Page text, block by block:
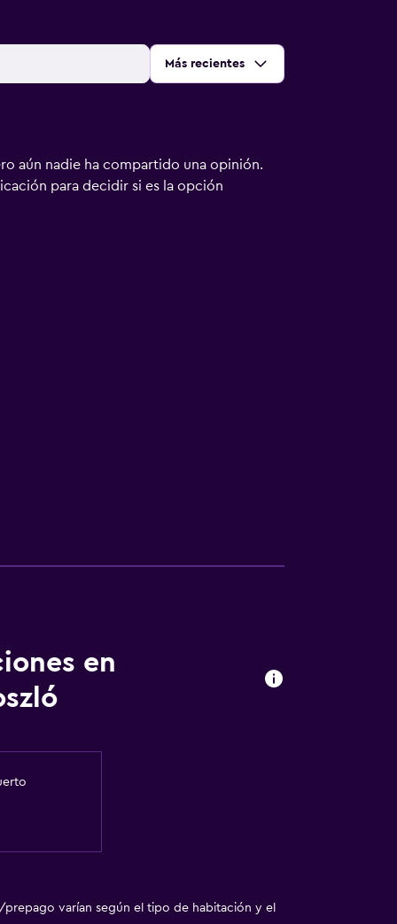
Ordenar por:
Más recientes
aún nadie ha compartido una opinión.
para decidir si es la opción
en
prepago varían según el tipo de habitación y el